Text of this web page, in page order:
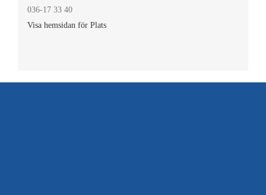
036-17 33 40
Visa hemsidan för Plats